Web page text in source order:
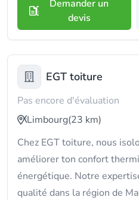
Demander un
devis
EGT toiture
Pas encore d'évaluation
Limbourg(23 km)
Chez EGT toiture, nous
améliorer ton confort
énergétique. Notre
qualité dans la région de